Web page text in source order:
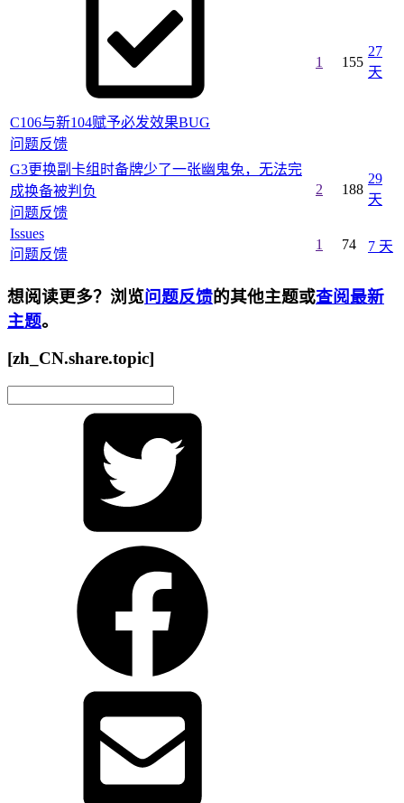
C106与新104赋予必发效果BUG
问题反馈
1 155
27
天
G3更换副卡组时备牌少了一张幽鬼兔，无法完
成换备被判负
问题反馈
2 188
29
天
Issues
问题反馈
1 74 7 天
想阅读更多？浏览问题反馈的其他主题或查阅最新
主题。
[zh_CN.share.topic]